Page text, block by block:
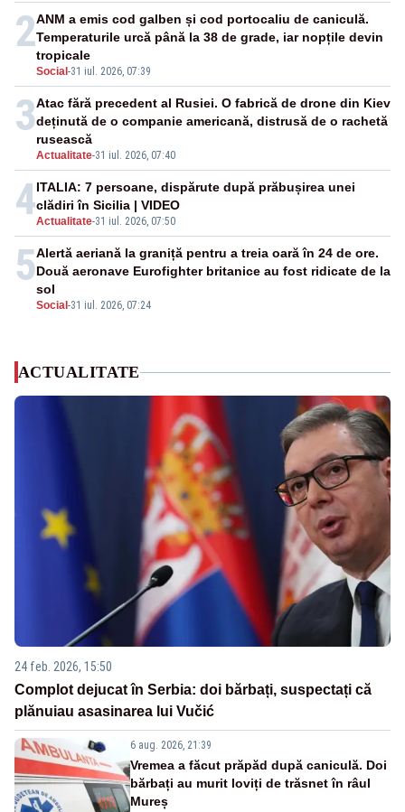
2
Social -31 iul. 2026, 07:39
ANM a emis cod galben și cod portocaliu de caniculă.
Temperaturile urcă până la 38 de grade, iar nopțile devin
tropicale
3
Actualitate-31 iul. 2026, 07:40
Atac fără precedent al Rusiei. O fabrică de drone din Kiev
deținută de o companie americană, distrusă de o rachetă
rusească
4Actualitate-31 iul. 2026, 07:50
ITALIA: 7 persoane, dispărute după prăbușirea unei
clădiri în Sicilia | VIDEO
5
Social -31 iul. 2026, 07:24
Alertă aeriană la graniță pentru a treia oară în 24 de ore.
Două aeronave Eurofighter britanice au fost ridicate de la
sol
ACTUALITATE
24 feb. 2026, 15:50
Complot dejucat în Serbia: doi bărbați, suspectați că
plănuiau asasinarea lui Vučić
6 aug. 2026, 21:39
Vremea a făcut prăpăd după caniculă. Doi
bărbați au murit loviți de trăsnet în râul
Mureș